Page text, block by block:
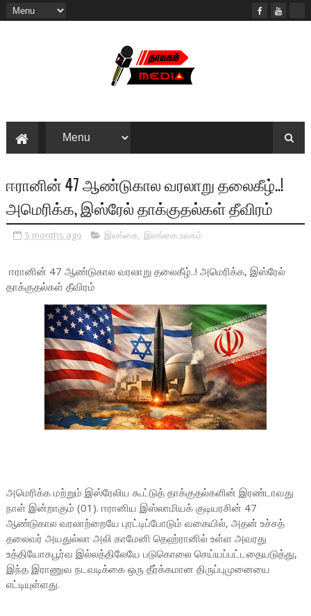
ஈரானின் 47 ஆண்டுகால வரலாறு தலைகீழ்..!
அமெரிக்க, இஸ்ரேல் தாக்குதல்கள் தீவிரம்
5 months ago இலங்கை, இலங்கை.உலகம்
ஈரானின் 47 ஆண்டுகால வரலாறு தலைகீழ்..! அமெரிக்க, இஸ்ரேல்
தாக்குதல்கள் தீவிரம்
அமெரிக்க மற்றும் இஸ்ரேலிய கூட்டுத் தாக்குதல்களின் இரண்டாவது
நாள் இன்றாகும் (01). ஈரானிய இஸ்லாமியக் குடியரசின் 47
ஆண்டுகால வரலாற்றையே புரட்டிப்போடும் வகையில், அதன் உச்சத்
தலைவர் அயதுல்லா அலி காமேனி தெஹ்ரானில் உள்ள அவரது
உத்தியோகபூர்வ இல்லத்திலேயே படுகொலை செய்யப்பட்டதையடுத்து,
இந்த இராணுவ நடவடிக்கை ஒரு தீர்க்கமான திருப்புமுனையை
எட்டியுள்ளது.